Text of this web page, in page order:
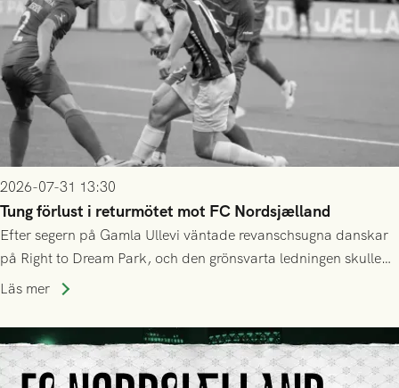
2026-07-31 13:30
Tung förlust i returmötet mot FC Nordsjælland
Efter segern på Gamla Ullevi väntade revanschsugna danskar
på Right to Dream Park, och den grönsvarta ledningen skulle
upphöra efter mindre än kvarten spelad. På lika mark visade
tennissiffror och det grönsvarta europaäventyret tog slut.
Läs mer